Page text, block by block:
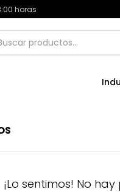
horas
¡Lo sentimos! No